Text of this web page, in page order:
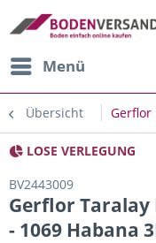
Menü
Übersicht Gerflor
LOSE VERLEGUNG
BV2443009
Gerflor Taralay
- 1069 Habana